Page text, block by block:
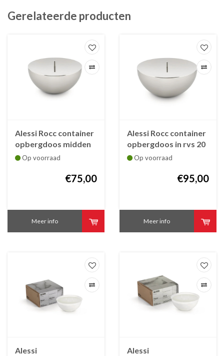
Gerelateerde producten
Alessi Rocc container
opbergdoos midden
in rvs 15,5 cm ciam.
Op voorraad
€75,00
Meer info
Alessi Rocc container
opbergdoos in rvs 20
cm diam. 11 cm h.
Op voorraad
€95,00
Meer info
Alessi
Alessi